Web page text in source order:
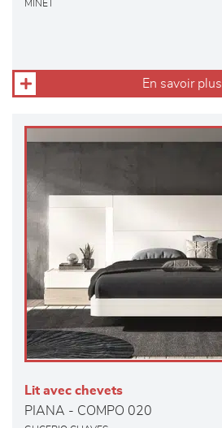
MINET
En savoir plus
Lit avec chevets
PIANA - COMPO 020